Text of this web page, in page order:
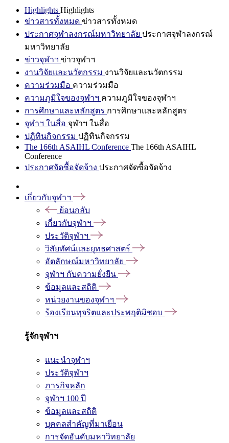
Highlights Highlights
ข่าวสารทั้งหมด ข่าวสารทั้งหมด
ประกาศจุฬาลงกรณ์มหาวิทยาลัย ประกาศจุฬาลงกรณ์
มหาวิทยาลัย
ข่าวจุฬาฯ ข่าวจุฬาฯ
งานวิจัยและนวัตกรรม งานวิจัยและนวัตกรรม
ความร่วมมือ ความร่วมมือ
ความภูมิใจของจุฬาฯ ความภูมิใจของจุฬาฯ
การศึกษาและหลักสูตร การศึกษาและหลักสูตร
จุฬาฯ ในสื่อ จุฬาฯ ในสื่อ
ปฏิทินกิจกรรม ปฏิทินกิจกรรม
The 166th ASAIHL Conference The 166th ASAIHL
Conference
ประกาศจัดซื้อจัดจ้าง ประกาศจัดซื้อจัดจ้าง
เกี่ยวกับจุฬาฯ
ย้อนกลับ
เกี่ยวกับจุฬาฯ
ประวัติจุฬาฯ
วิสัยทัศน์และยุทธศาสตร์
อัตลักษณ์มหาวิทยาลัย
จุฬาฯ กับความยั่งยืน
ข้อมูลและสถิติ
หน่วยงานของจุฬาฯ
ร้องเรียนทุจริตและประพฤติมิชอบ
รู้จักจุฬาฯ
แนะนำจุฬาฯ
ประวัติจุฬาฯ
ภารกิจหลัก
จุฬาฯ 100 ปี
ข้อมูลและสถิติ
บุคคลสำคัญที่มาเยือน
การจัดอันดับมหาวิทยาลัย